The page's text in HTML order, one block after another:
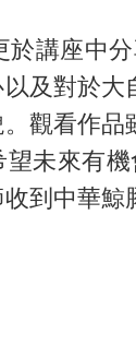
講座中分
及對於
觀看作
未來有
到中華